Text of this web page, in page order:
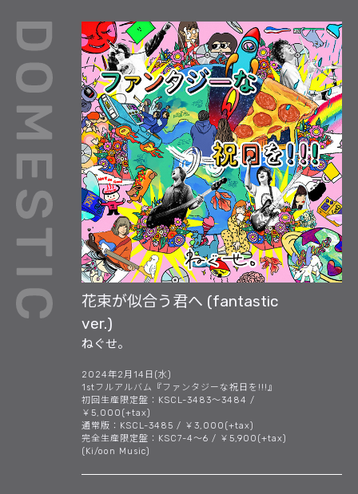
花束が似合う君へ (fantastic
ver.)
ねぐせ。
2024年2月14日(水)
1stフルアルバム『ファンタジーな祝日を!!!』
初回生産限定盤：KSCL-3483～3484 /
￥5,000(+tax)
通常版：KSCL-3485 / ￥3,000(+tax)
完全生産限定盤：KSC7-4～6 / ￥5,900(+tax)
(Ki/oon Music)